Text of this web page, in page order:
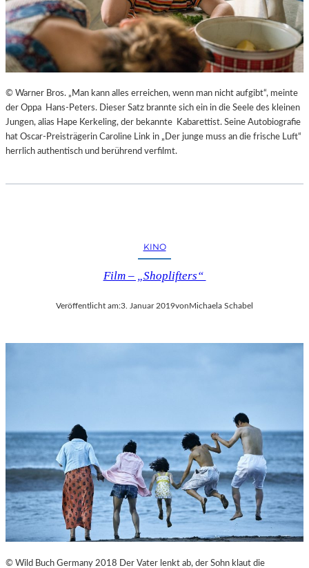
© Warner Bros. „Man kann alles erreichen, wenn man nicht aufgibt“, meinte
der Oppa Hans-Peters. Dieser Satz brannte sich ein in die Seele des kleinen
Jungen, alias Hape Kerkeling, der bekannte Kabarettist. Seine Autobiografie
hat Oscar-Preisträgerin Caroline Link in „Der junge muss an die frische Luft“
herrlich authentisch und berührend verfilmt.
KINO
Film – „Shoplifters“
Veröffentlicht am:3. Januar 2019von Michaela Schabel
© Wild Buch Germany 2018 Der Vater lenkt ab, der Sohn klaut die